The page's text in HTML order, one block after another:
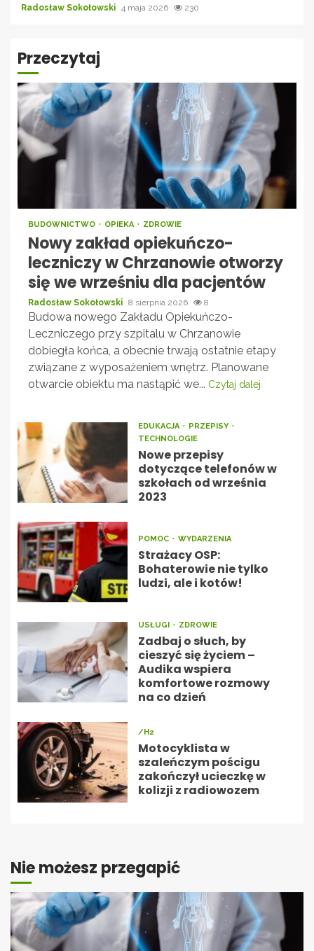
Radosław Sokołowski 4 maja 2026 230
Przeczytaj
BUDOWNICTWO OPIEKA ZDROWIE
Nowy zakład opiekuńczo-
leczniczy w Chrzanowie otworzy
się we wrześniu dla pacjentów
Radosław Sokołowski 8 sierpnia 2026 8
Budowa nowego Zakładu Opiekuńczo-
Leczniczego przy szpitalu w Chrzanowie
dobiegła końca, a obecnie trwają ostatnie etapy
związane z wyposażeniem wnętrz. Planowane
otwarcie obiektu ma nastąpić we... Czytaj dalej
EDUKACJA
PRZEPISY
TECHNOLOGIE
Nowe przepisy
dotyczące telefonów w
szkołach od września
2023
POMOC WYDARZENIA
Strażacy OSP:
Bohaterowie nie tylko
ludzi, ale i kotów!
USŁUGI ZDROWIE
Zadbaj o słuch, by
cieszyć się życiem –
Audika wspiera
komfortowe rozmowy
na co dzień
/H2
Motocyklista w
szaleńczym pościgu
zakończył ucieczkę w
kolizji z radiowozem
Nie możesz przegapić